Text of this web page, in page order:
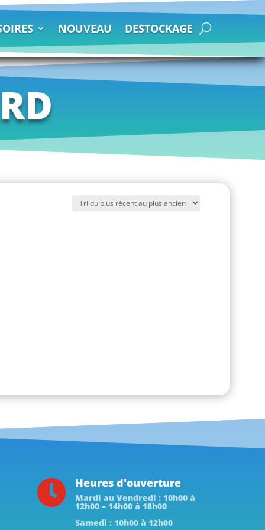
NOUVEAU DESTOCKAGE
 Heures d'ouverture
Mardi au Vendredi : 10h00 à
12h00 – 14h00 à 18h00
Samedi : 10h00 à 12h00